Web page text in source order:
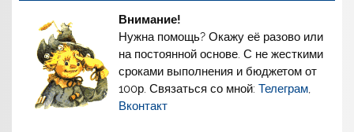
Внимание!
Нужна помощь? Окажу её разово или
на постоянной основе. С не жесткими
сроками выполнения и бюджетом от
100р. Связаться со мной:Телеграм,
Вконтакт